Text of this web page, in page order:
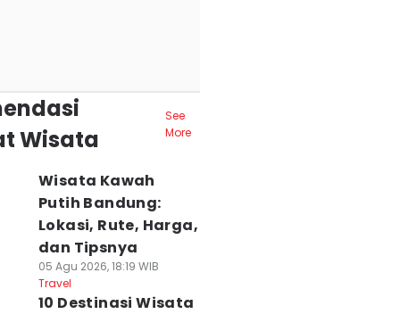
Wisata
See
More
Wisata Kawah
Putih Bandung:
Lokasi, Rute, Harga,
dan Tipsnya
05 Agu 2026, 18:19 WIB
Travel
10 Destinasi Wisata